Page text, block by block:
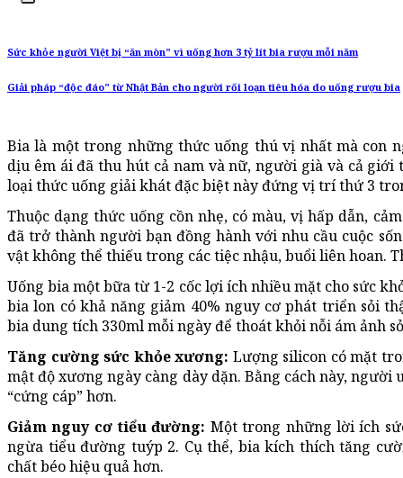
Sức khỏe người Việt bị “ăn mòn” vì uống hơn 3 tỷ lít bia rượu mỗi năm
Giải pháp “độc đáo” từ Nhật Bản cho người rối loạn tiêu hóa do uống rượu bia
Bia là một trong những thức uống thú vị nhất mà con
dịu êm ái đã thu hút cả nam và nữ, người già và cả
loại thức uống giải khát đặc biệt này đứng vị trí thứ 3
Thuộc dạng thức uống cồn nhẹ, có màu, vị hấp dẫn,
đã trở thành người bạn đồng hành với nhu cầu cuộc
vật không thể thiếu trong các tiệc nhậu, buổi liên hoan.
Uống bia một bữa từ 1-2 cốc lợi ích nhiều mặt cho sức
bia lon có khả năng giảm 40% nguy cơ phát triển sỏi
bia dung tích 330ml mỗi ngày để thoát khỏi nỗi ám ảnh
Tăng cường sức khỏe xương: Lượng silicon có mặt
mật độ xương ngày càng dày dặn. Bằng cách này,
“cứng cáp” hơn.
Giảm nguy cơ tiểu đường: Một trong những lời ích
ngừa tiểu đường tuýp 2. Cụ thể, bia kích thích tăng
chất béo hiệu quả hơn.